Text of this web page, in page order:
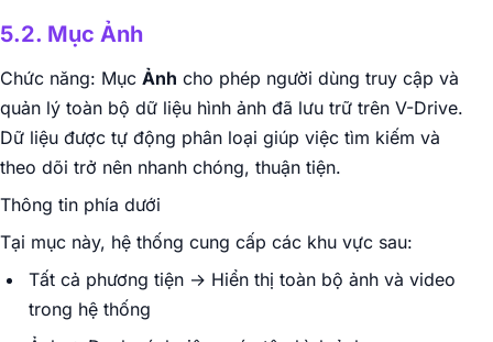
5.2. Mục Ảnh
Chức năng: Mục Ảnh cho phép người dùng truy cập và
quản lý toàn bộ dữ liệu hình ảnh đã lưu trữ trên V-Drive.
Dữ liệu được tự động phân loại giúp việc tìm kiếm và
theo dõi trở nên nhanh chóng, thuận tiện.
Thông tin phía dưới
Tại mục này, hệ thống cung cấp các khu vực sau:
Tất cả phương tiện → Hiển thị toàn bộ ảnh và video
trong hệ thống